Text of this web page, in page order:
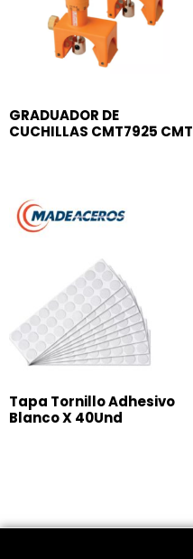
GRADUADOR DE
CUCHILLAS CMT7925 CMT
Tapa Tornillo Adhesivo
Blanco X 40Und